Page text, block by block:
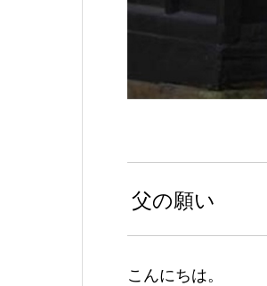
父の願い
こんにちは。